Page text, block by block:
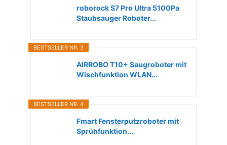
roborock S7 Pro Ultra 5100Pa
Staubsauger Roboter...
BESTSELLER NR. 3
AIRROBO T10+ Saugroboter mit
Wischfunktion WLAN...
BESTSELLER NR. 4
Fmart Fensterputzroboter mit
Sprühfunktion...